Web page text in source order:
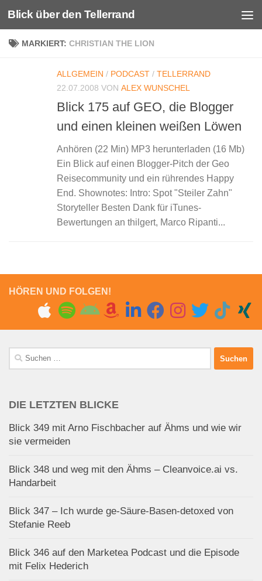
Unter dem Inhalt
Blick über den Tellerrand
MARKIERT: CHRISTIAN THE LION
ALLGEMEIN / PODCAST / TELLERRAND
22.07.2008 VON ALEX WUNSCHEL
Blick 175 auf GEO, die Blogger
und einen kleinen weißen Löwen
Anhören (22 Min) MP3 herunterladen (16 Mb)
Ein Blick auf einen Blogger-Pitch der Geo
Reisecommunity und ein rührendes Happy
End. Shownotes: Intro: Spot "Steiler Zahn"
Storyteller Besten Dank für iTunes-
Bewertungen an thilgert, Marco Ripanti...
HÖREN UND FOLGEN!
Suchen
nach:
DIE LETZTEN BLICKE
Blick 349 mit Arno Fischbacher auf Ähms und wie wir
sie vermeiden
Blick 348 und weg mit den Ähms – Cleanvoice.ai vs.
Handarbeit
Blick 347 – Ich wurde ge-Säure-Basen-detoxed von
Stefanie Reeb
Blick 346 auf den Marketea Podcast und die Episode
mit Felix Hederich